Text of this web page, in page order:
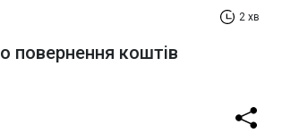
2 хв
повернення коштів